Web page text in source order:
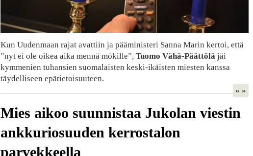
Kun Uudenmaan rajat avattiin ja pääministeri Sanna Marin kertoi, että
”nyt ei ole oikea aika mennä mökille”, Tuomo Vähä-Päättölä jäi
kymmenien tuhansien suomalaisten keski-ikäisten miesten kanssa
täydelliseen epätietoisuuteen.
» »
Mies aikoo suunnistaa Jukolan viestin
ankkuriosuuden kerrostalon
parvekkeella